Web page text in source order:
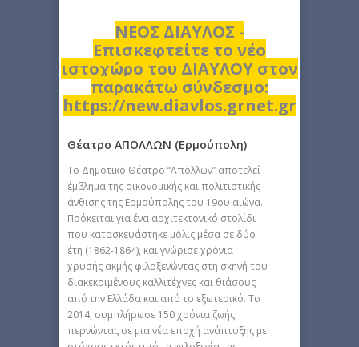
ΝΕΟΣ ΔΙΑΥΛΟΣ -
Επισκεφτείτε το νέο
ιστοχώρο του ΔΙΑΥΛΟΥ στον
παρακάτω σύνδεσμο:
https://new.diavlos.grnet.gr
Θέατρο ΑΠΟΛΛΩΝ (Ερμούπολη)
Το Δημοτικό Θέατρο “Απόλλων” αποτελεί
έμβλημα της οικονομικής και πολιτιστικής
άνθισης της Ερμούπολης του 19ου αιώνα.
Πρόκειται για ένα αρχιτεκτονικό στολίδι
που κατασκευάστηκε μόλις μέσα σε δύο
έτη (1862-1864), και γνώρισε χρόνια
χρυσής ακμής φιλοξενώντας στη σκηνή του
διακεκριμένους καλλιτέχνες και θιάσους
από την Ελλάδα και από το εξωτερικό. Το
2014, συμπλήρωσε 150 χρόνια ζωής
περνώντας σε μια νέα εποχή ανάπτυξης με